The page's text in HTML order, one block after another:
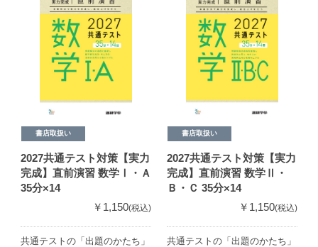
書店取扱い
2027共通テスト対策【実力
完成】直前演習 数学Ⅰ・Ａ
35分×14
￥1,150(税込)
共通テストの「出題のかたち」
書店取扱い
2027共通テスト対策【実力
完成】直前演習 数学Ⅱ・
Ｂ・Ｃ 35分×14
￥1,150(税込)
共通テストの「出題のかたち」